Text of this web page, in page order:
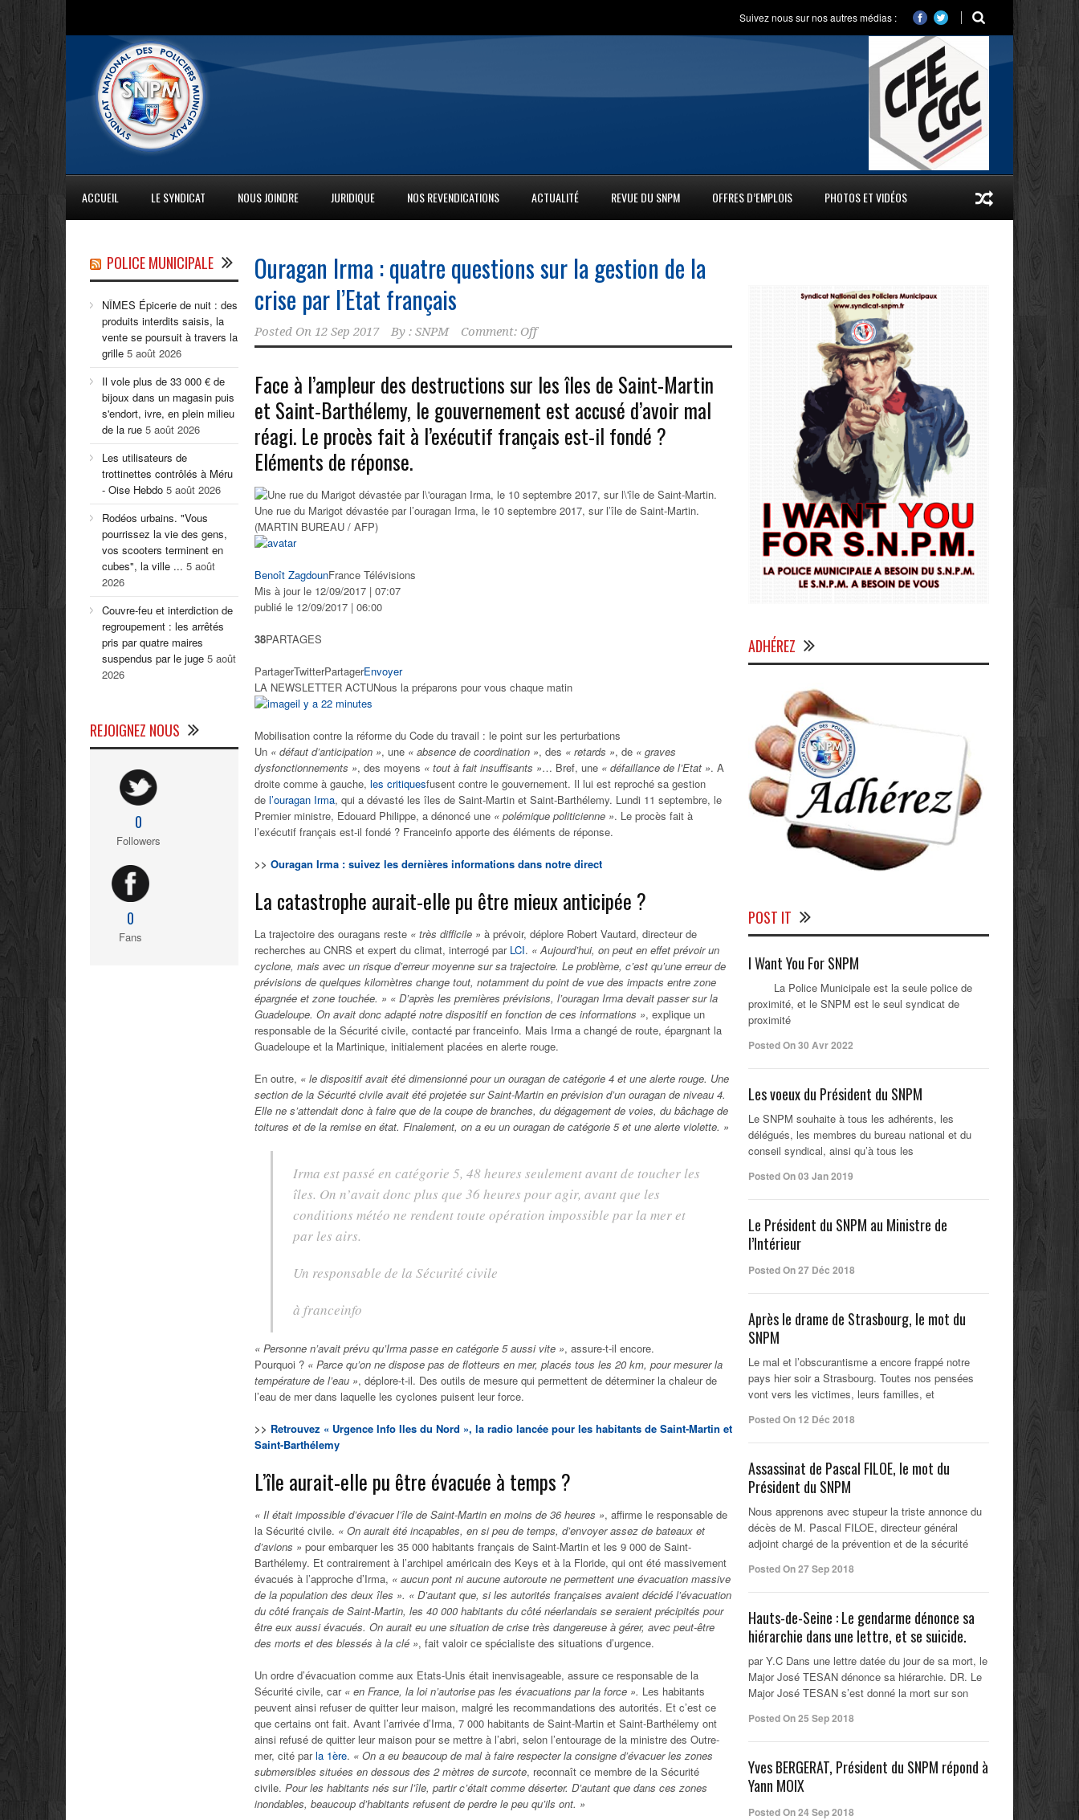
Suivez nous sur nos autres médias :
ACCUEIL LE SYNDICAT NOUS JOINDRE JURIDIQUE NOS REVENDICATIONS ACTUALITÉ REVUE DU SNPM OFFRES D’EMPLOIS PHOTOS ET VIDÉOS
Ouragan Irma : quatre questions sur la gestion de la
crise par l’Etat français
Posted On 12 Sep 2017 By : SNPM Comment: Off
Face à l’ampleur des destructions sur les îles de Saint-Martin
et Saint-Barthélemy, le gouvernement est accusé d’avoir mal
réagi. Le procès fait à l’exécutif français est-il fondé ?
Eléments de réponse.
Une rue du Marigot dévastée par l’ouragan Irma, le 10 septembre 2017, sur l’île de Saint-Martin.
(MARTIN BUREAU / AFP)
Benoît ZagdounFrance Télévisions
Mis à jour le 12/09/2017 | 07:07
publié le 12/09/2017 | 06:00
38PARTAGES
PartagerTwitterPartagerEnvoyer
LA NEWSLETTER ACTUNous la préparons pour vous chaque matin
il y a 22 minutes
Mobilisation contre la réforme du Code du travail : le point sur les perturbations
Un « défaut d’anticipation », une « absence de coordination », des « retards », de « graves
dysfonctionnements », des moyens « tout à fait insuffisants »… Bref, une « défaillance de l’Etat ». A
droite comme à gauche, les critiquesfusent contre le gouvernement. Il lui est reproché sa gestion
de l’ouragan Irma, qui a dévasté les îles de Saint-Martin et Saint-Barthélemy. Lundi 11 septembre, le
Premier ministre, Edouard Philippe, a dénoncé une « polémique politicienne ». Le procès fait à
l’exécutif français est-il fondé ? Franceinfo apporte des éléments de réponse.
>> Ouragan Irma : suivez les dernières informations dans notre direct
La catastrophe aurait-elle pu être mieux anticipée ?
La trajectoire des ouragans reste « très difficile » à prévoir, déplore Robert Vautard, directeur de
recherches au CNRS et expert du climat, interrogé par LCI. « Aujourd’hui, on peut en effet prévoir un
cyclone, mais avec un risque d’erreur moyenne sur sa trajectoire. Le problème, c’est qu’une erreur de
prévisions de quelques kilomètres change tout, notamment du point de vue des impacts entre zone
épargnée et zone touchée. » « D’après les premières prévisions, l’ouragan Irma devait passer sur la
Guadeloupe. On avait donc adapté notre dispositif en fonction de ces informations », explique un
responsable de la Sécurité civile, contacté par franceinfo. Mais Irma a changé de route, épargnant la
Guadeloupe et la Martinique, initialement placées en alerte rouge.
En outre, « le dispositif avait été dimensionné pour un ouragan de catégorie 4 et une alerte rouge. Une
section de la Sécurité civile avait été projetée sur Saint-Martin en prévision d’un ouragan de niveau 4.
Elle ne s’attendait donc à faire que de la coupe de branches, du dégagement de voies, du bâchage de
toitures et de la remise en état. Finalement, on a eu un ouragan de catégorie 5 et une alerte violette. »
Irma est passé en catégorie 5, 48 heures seulement avant de toucher les
îles. On n’avait donc plus que 36 heures pour agir, avant que les
conditions météo ne rendent toute opération impossible par la mer et
par les airs.
Un responsable de la Sécurité civile
à franceinfo
« Personne n’avait prévu qu’Irma passe en catégorie 5 aussi vite », assure-t-il encore.
Pourquoi ? « Parce qu’on ne dispose pas de flotteurs en mer, placés tous les 20 km, pour mesurer la
température de l’eau », déplore-t-il. Des outils de mesure qui permettent de déterminer la chaleur de
l’eau de mer dans laquelle les cyclones puisent leur force.
>> Retrouvez « Urgence Info Iles du Nord », la radio lancée pour les habitants de Saint-Martin et
Saint-Barthélemy
L’île aurait-elle pu être évacuée à temps ?
« Il était impossible d’évacuer l’île de Saint-Martin en moins de 36 heures », affirme le responsable de
la Sécurité civile. « On aurait été incapables, en si peu de temps, d’envoyer assez de bateaux et
d’avions » pour embarquer les 35 000 habitants français de Saint-Martin et les 9 000 de Saint-
Barthélemy. Et contrairement à l’archipel américain des Keys et à la Floride, qui ont été massivement
évacués à l’approche d’Irma, « aucun pont ni aucune autoroute ne permettent une évacuation massive
de la population des deux îles ». « D’autant que, si les autorités françaises avaient décidé l’évacuation
du côté français de Saint-Martin, les 40 000 habitants du côté néerlandais se seraient précipités pour
être eux aussi évacués. On aurait eu une situation de crise très dangereuse à gérer, avec peut-être
des morts et des blessés à la clé », fait valoir ce spécialiste des situations d’urgence.
Un ordre d’évacuation comme aux Etats-Unis était inenvisageable, assure ce responsable de la
Sécurité civile, car « en France, la loi n’autorise pas les évacuations par la force ». Les habitants
peuvent ainsi refuser de quitter leur maison, malgré les recommandations des autorités. Et c’est ce
que certains ont fait. Avant l’arrivée d’Irma, 7 000 habitants de Saint-Martin et Saint-Barthélemy ont
ainsi refusé de quitter leur maison pour se mettre à l’abri, selon l’entourage de la ministre des Outre-
mer, cité parla 1ère. « On a eu beaucoup de mal à faire respecter la consigne d’évacuer les zones
submersibles situées en dessous des 2 mètres de surcote, reconnaît ce membre de la Sécurité
civile. Pour les habitants nés sur l’île, partir c’était comme déserter. D’autant que dans ces zones
inondables, beaucoup d’habitants refusent de perdre le peu qu’ils ont. »
POLICE MUNICIPALE
NÎMES Épicerie de nuit : des
produits interdits saisis, la
vente se poursuit à travers la
grille 5 août 2026
Il vole plus de 33 000 € de
bijoux dans un magasin puis
s'endort, ivre, en plein milieu
de la rue 5 août 2026
Les utilisateurs de
trottinettes contrôlés à Méru
- Oise Hebdo 5 août 2026
Rodéos urbains. "Vous
pourrissez la vie des gens,
vos scooters terminent en
cubes", la ville ... 5 août
2026
Couvre-feu et interdiction de
regroupement : les arrêtés
pris par quatre maires
suspendus par le juge 5 août
2026
REJOIGNEZ NOUS
0
Followers
0
Fans
ADHÉREZ
POST IT
I Want You For SNPM
La Police Municipale est la seule police de
proximité, et le SNPM est le seul syndicat de
proximité
Posted On 30 Avr 2022
Les voeux du Président du SNPM
Le SNPM souhaite à tous les adhérents, les
délégués, les membres du bureau national et du
conseil syndical, ainsi qu’à tous les
Posted On 03 Jan 2019
Le Président du SNPM au Ministre de
l’Intérieur
Posted On 27 Déc 2018
Après le drame de Strasbourg, le mot du
SNPM
Le mal et l’obscurantisme a encore frappé notre
pays hier soir a Strasbourg. Toutes nos pensées
vont vers les victimes, leurs familles, et
Posted On 12 Déc 2018
Assassinat de Pascal FILOE, le mot du
Président du SNPM
Nous apprenons avec stupeur la triste annonce du
décès de M. Pascal FILOE, directeur général
adjoint chargé de la prévention et de la sécurité
Posted On 27 Sep 2018
Hauts-de-Seine : Le gendarme dénonce sa
hiérarchie dans une lettre, et se suicide.
par Y.C Dans une lettre datée du jour de sa mort, le
Major José TESAN dénonce sa hiérarchie. DR. Le
Major José TESAN s’est donné la mort sur son
Posted On 25 Sep 2018
Yves BERGERAT, Président du SNPM répond à
Yann MOIX
Posted On 24 Sep 2018